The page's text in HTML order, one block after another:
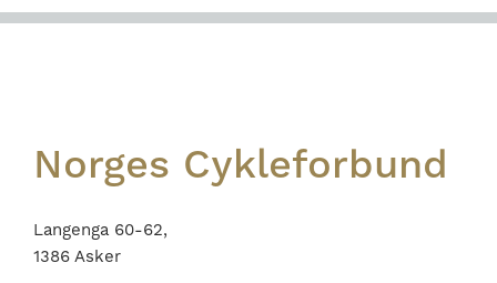
Footer
Norges Cykleforbund
Langenga 60-62,
1386 Asker